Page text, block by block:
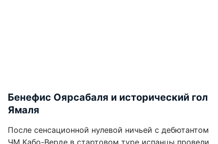
Бенефис Оярсабаля и исторический гол
Ямаля
После сенсационной нулевой ничьей с дебютантом
ЧМ Кабо-Верде в стартовом туре испанцы провели